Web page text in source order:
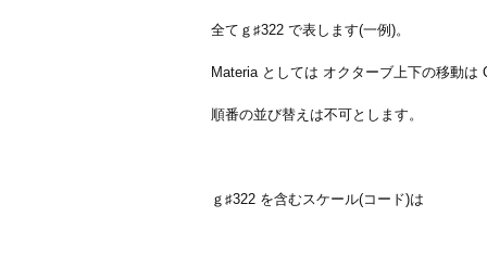
全てｇ♯322 で表します(一例)。
Materia としては オクターブ上下の移動は
順番の並び替えは不可とします。
ｇ♯322 を含むスケール(コード)は